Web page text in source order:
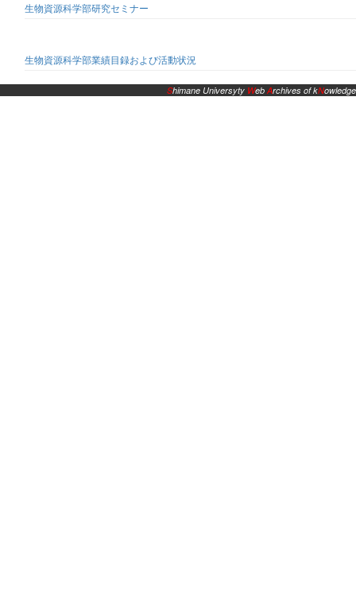
生物資源科学部研究セミナー
生物資源科学部業績目録および活動状況
Shimane Universyty WebArchives of kNowledge